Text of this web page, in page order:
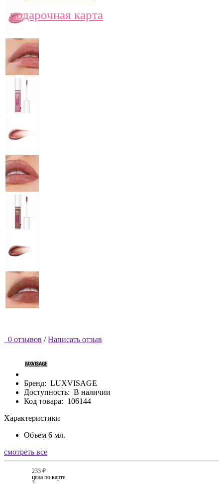
подарочная карта
0 отзывов / Написать отзыв
Бренд: LUXVISAGE
Доступность: В наличии
Код товара: 106144
Характеристики
Объем 6 мл.
смотреть все
233 ₽
цена по карте